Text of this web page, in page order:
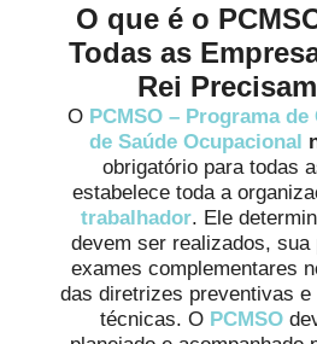
O que é o
Todas as
Rei
O PCMSO – Programa
de Saúde Ocupacional
obrigatório para todas
estabelece toda a
trabalhador. Ele
devem ser realizados, sua
exames complementares
das diretrizes preventivas e
técnicas. O PCMSO